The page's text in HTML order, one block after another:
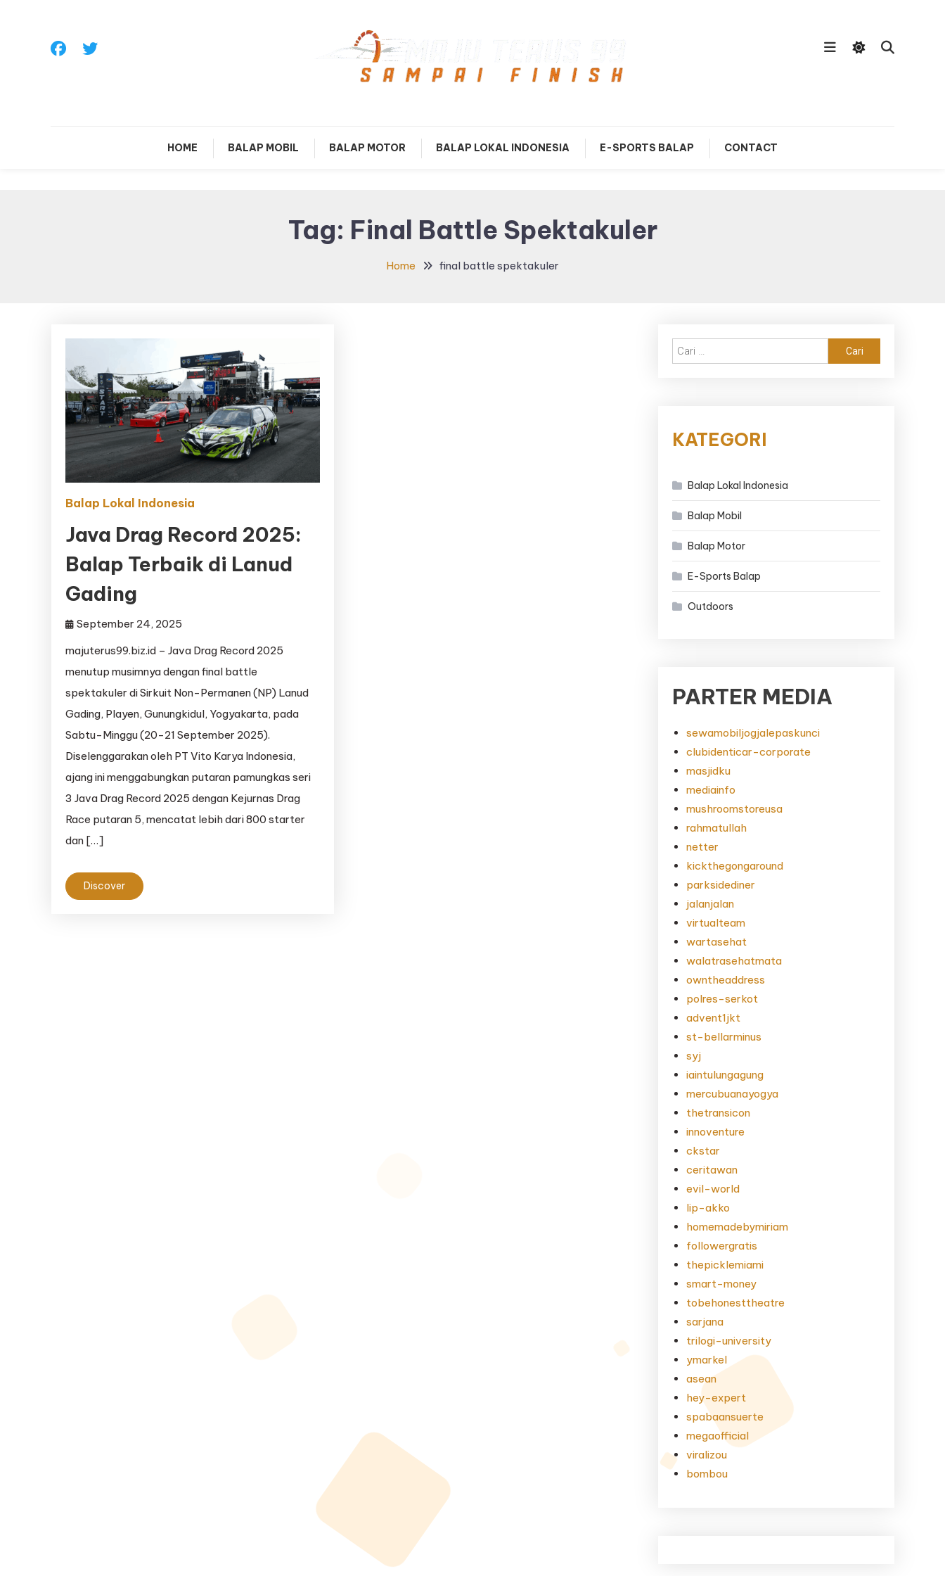
Maju Terus99
HOME BALAP MOBIL BALAP MOTOR BALAP LOKAL INDONESIA E-SPORTS BALAP CONTACT
Tag: Final Battle Spektakuler
Home final battle spektakuler
Balap Lokal Indonesia
Java Drag Record 2025:
Balap Terbaik di Lanud
Gading
September 24, 2025
majuterus99.biz.id – Java Drag Record 2025
menutup musimnya dengan final battle
spektakuler di Sirkuit Non-Permanen (NP) Lanud
Gading, Playen, Gunungkidul, Yogyakarta, pada
Sabtu-Minggu (20-21 September 2025).
Diselenggarakan oleh PT Vito Karya Indonesia,
ajang ini menggabungkan putaran pamungkas seri
3 Java Drag Record 2025 dengan Kejurnas Drag
Race putaran 5, mencatat lebih dari 800 starter
dan […]
Discover
Cari
untuk:
KATEGORI
Balap Lokal Indonesia
Balap Mobil
Balap Motor
E-Sports Balap
Outdoors
PARTER MEDIA
sewamobiljogjalepaskunci
clubidenticar-corporate
masjidku
mediainfo
mushroomstoreusa
rahmatullah
netter
kickthegongaround
parksidediner
jalanjalan
virtualteam
wartasehat
walatrasehatmata
owntheaddress
polres-serkot
advent1jkt
st-bellarminus
syj
iaintulungagung
mercubuanayogya
thetransicon
innoventure
ckstar
ceritawan
evil-world
lip-akko
homemadebymiriam
followergratis
thepicklemiami
smart-money
tobehonesttheatre
sarjana
trilogi-university
ymarkel
asean
hey-expert
spabaansuerte
megaofficial
viralizou
bombou